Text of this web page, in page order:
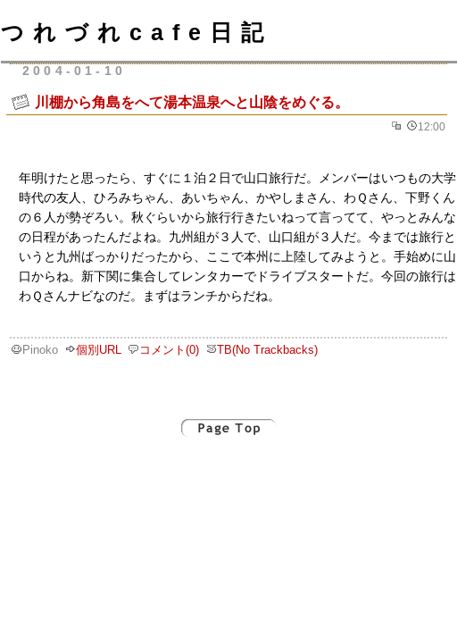
つれづれcafe日記
2004-01-10
川棚から角島をへて湯本温泉へと山陰をめぐる。
12:00
年明けたと思ったら、すぐに１泊２日で山口旅行だ。メンバーはいつもの大学
時代の友人、ひろみちゃん、あいちゃん、かやしまさん、わＱさん、下野くん
の６人が勢ぞろい。秋ぐらいから旅行行きたいねって言ってて、やっとみんな
の日程があったんだよね。九州組が３人で、山口組が３人だ。今までは旅行と
いうと九州ばっかりだったから、ここで本州に上陸してみようと。手始めに山
口からね。新下関に集合してレンタカーでドライブスタートだ。今回の旅行は
わＱさんナビなのだ。まずはランチからだね。
Pinoko 個別URL コメント(0) TB(No Trackbacks)